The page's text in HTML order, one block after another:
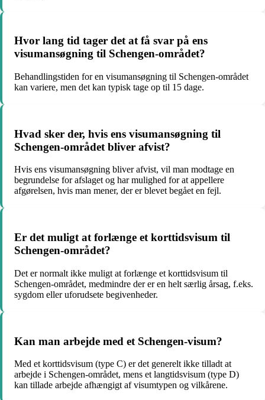
Hvor lang tid tager det at få svar på ens
visumansøgning til Schengen-området?
Behandlingstiden for en visumansøgning til Schengen-området
kan variere, men det kan typisk tage op til 15 dage.
Hvad sker der, hvis ens visumansøgning til
Schengen-området bliver afvist?
Hvis ens visumansøgning bliver afvist, vil man modtage en
begrundelse for afslaget og har mulighed for at appellere
afgørelsen, hvis man mener, der er blevet begået en fejl.
Er det muligt at forlænge et korttidsvisum til
Schengen-området?
Det er normalt ikke muligt at forlænge et korttidsvisum til
Schengen-området, medmindre der er en helt særlig årsag, f.eks.
sygdom eller uforudsete begivenheder.
Kan man arbejde med et Schengen-visum?
Med et korttidsvisum (type C) er det generelt ikke tilladt at
arbejde i Schengen-området, mens et langtidsvisum (type D)
kan tillade arbejde afhængigt af visumtypen og vilkårene.